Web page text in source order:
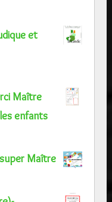
et
Maître
enfants
Maître